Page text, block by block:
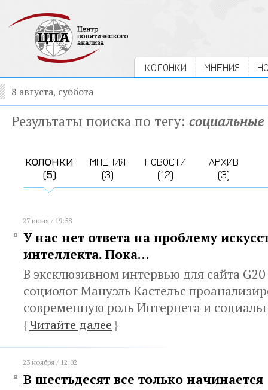
КОЛОНКИ МНЕНИЯ
8 августа, суббота
Результаты поиска по тегу:
КОЛОНКИ
(5)
МНЕНИЯ
(3)
НОВОСТИ
(12)
АРХИВ
(3)
27 июня / 19:58
У нас нет ответа на проблему
интеллекта. Пока…
В эксклюзивном интервью для сайта
социолог Мануэль Кастельс
современную роль Интернета и
{Читайте далее}
23 ноября / 12:02
В шестьдесят все только начинается